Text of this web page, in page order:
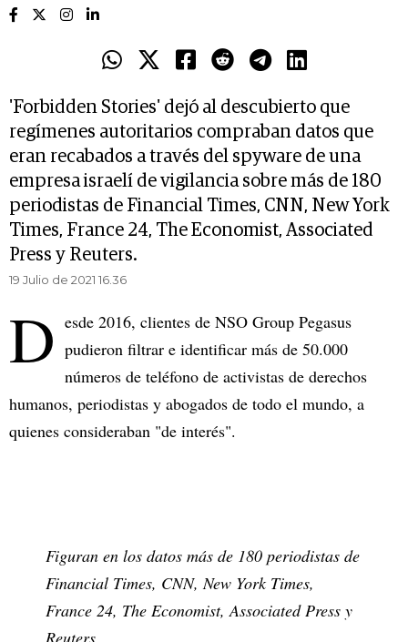
'Forbidden Stories' dejó al descubierto que
regímenes autoritarios compraban datos que
eran recabados a través del spyware de una
empresa israelí de vigilancia sobre más de 180
periodistas de Financial Times, CNN, New York
Times, France 24, The Economist, Associated
Press y Reuters.
19 Julio de 2021 16.36
D esde 2016, clientes de NSO Group Pegasus
pudieron filtrar e identificar más de 50.000
números de teléfono de activistas de derechos
humanos, periodistas y abogados de todo el mundo, a
quienes consideraban "de interés".
Figuran en los datos más de 180 periodistas de
Financial Times, CNN, New York Times,
France 24, The Economist, Associated Press y
Reuters.